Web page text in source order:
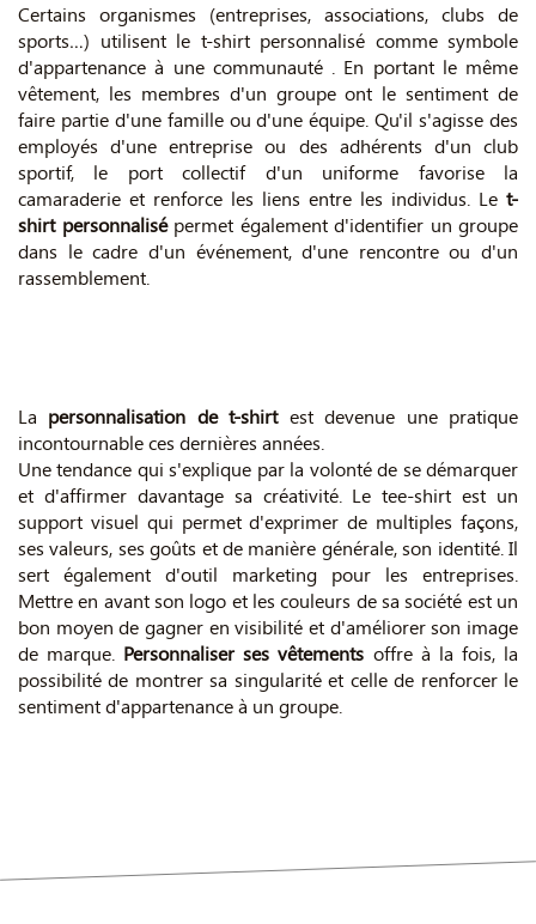
Certains organismes (entreprises, associations, clubs de
sports…) utilisent le t-shirt personnalisé comme symbole
d'appartenance à une communauté . En portant le même
vêtement, les membres d'un groupe ont le sentiment de
faire partie d'une famille ou d'une équipe. Qu'il s'agisse des
employés d'une entreprise ou des adhérents d'un club
sportif, le port collectif d'un uniforme favorise la
camaraderie et renforce les liens entre les individus. Le t-
shirt personnalisépermet également d'identifier un groupe
dans le cadre d'un événement, d'une rencontre ou d'un
rassemblement.
La personnalisation de t-shirtest devenue une pratique
incontournable ces dernières années.
Une tendance qui s'explique par la volonté de se démarquer
et d'affirmer davantage sa créativité. Le tee-shirt est un
support visuel qui permet d'exprimer de multiples façons,
ses valeurs, ses goûts et de manière générale, son identité. Il
sert également d'outil marketing pour les entreprises.
Mettre en avant son logo et les couleurs de sa société est un
bon moyen de gagner en visibilité et d'améliorer son image
de marque. Personnaliser ses vêtements offre à la fois, la
possibilité de montrer sa singularité et celle de renforcer le
sentiment d'appartenance à un groupe.